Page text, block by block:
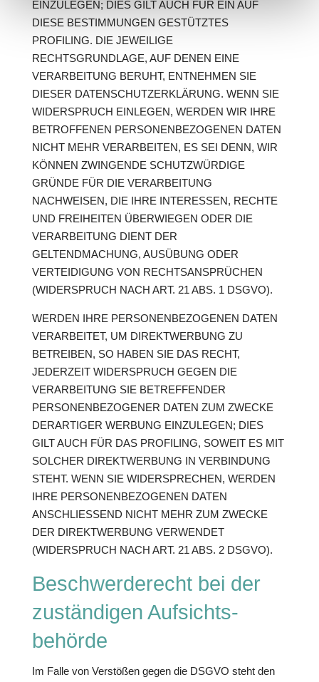
EINZULEGEN; DIES GILT AUCH FÜR EIN AUF
DIESE BESTIMMUNGEN GESTÜTZTES
PROFILING. DIE JEWEILIGE
RECHTSGRUNDLAGE, AUF DENEN EINE
VERARBEITUNG BERUHT, ENTNEHMEN SIE
DIESER DATENSCHUTZERKLÄRUNG. WENN SIE
WIDERSPRUCH EINLEGEN, WERDEN WIR IHRE
BETROFFENEN PERSONENBEZOGENEN DATEN
NICHT MEHR VERARBEITEN, ES SEI DENN, WIR
KÖNNEN ZWINGENDE SCHUTZWÜRDIGE
GRÜNDE FÜR DIE VERARBEITUNG
NACHWEISEN, DIE IHRE INTERESSEN, RECHTE
UND FREIHEITEN ÜBERWIEGEN ODER DIE
VERARBEITUNG DIENT DER
GELTENDMACHUNG, AUSÜBUNG ODER
VERTEIDIGUNG VON RECHTSANSPRÜCHEN
(WIDERSPRUCH NACH ART. 21 ABS. 1 DSGVO).
WERDEN IHRE PERSONENBEZOGENEN DATEN
VERARBEITET, UM DIREKTWERBUNG ZU
BETREIBEN, SO HABEN SIE DAS RECHT,
JEDERZEIT WIDERSPRUCH GEGEN DIE
VERARBEITUNG SIE BETREFFENDER
PERSONENBEZOGENER DATEN ZUM ZWECKE
DERARTIGER WERBUNG EINZULEGEN; DIES
GILT AUCH FÜR DAS PROFILING, SOWEIT ES MIT
SOLCHER DIREKTWERBUNG IN VERBINDUNG
STEHT. WENN SIE WIDERSPRECHEN, WERDEN
IHRE PERSONENBEZOGENEN DATEN
ANSCHLIESSEND NICHT MEHR ZUM ZWECKE
DER DIREKTWERBUNG VERWENDET
(WIDERSPRUCH NACH ART. 21 ABS. 2 DSGVO).
Beschwerde­recht bei der
zuständigen Aufsichts­
behörde
Im Falle von Verstößen gegen die DSGVO steht den